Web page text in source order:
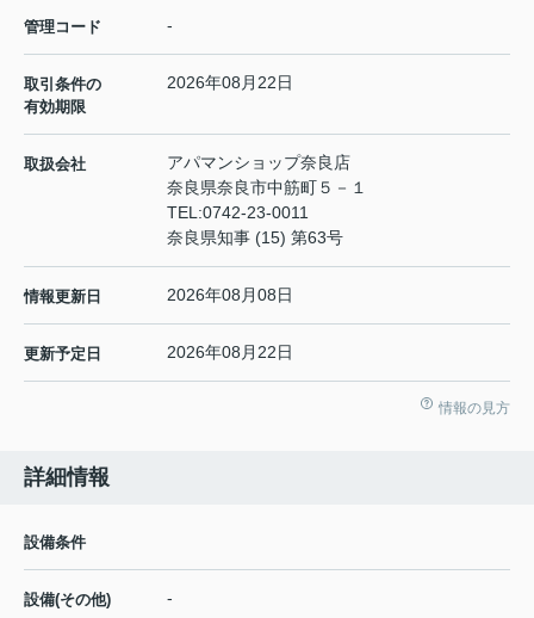
管理コード -
取引条件の
有効期限
2026年08月22日
取扱会社
アパマンショップ奈良店
奈良県奈良市中筋町５－１
TEL:0742-23-0011
奈良県知事 (15) 第63号
情報更新日 2026年08月08日
更新予定日 2026年08月22日
情報の見方
詳細情報
設備条件
設備(その他) -